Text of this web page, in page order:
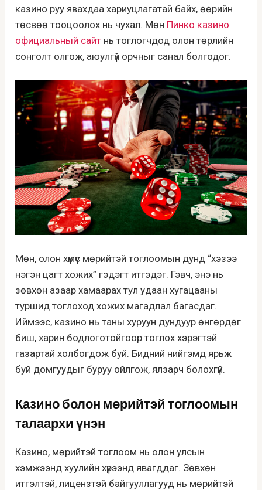
казино руу явахдаа хариуцлагатай байх, өөрийн
төсвөө тооцоолох нь чухал. Мөн Пинко казино
официальный сайт нь тоглогчдод олон төрлийн
сонголт олгож, аюулгүй орчныг санал болгодог.
Мөн, олон хүмүүс мөрийтэй тоглоомын дунд “хэзээ
нэгэн цагт хожих” гэдэгт итгэдэг. Гэвч, энэ нь
зөвхөн азаар хамаарах тул удаан хугацааны
туршид тоглоход хожих магадлал багасдаг.
Иймээс, казино нь таны хуруун дундуур өнгөрдөг
биш, харин бодлоготойгоор тоглох хэрэгтэй
газартай холбогдож буй. Бидний нийгэмд ярьж
буй домгуудыг буруу ойлгож, ялзарч болохгүй.
Казино болон мөрийтэй тоглоомын
талаархи үнэн
Казино, мөрийтэй тоглоом нь олон улсын
хэмжээнд хуулийн хүрээнд явагддаг. Зөвхөн
итгэлтэй, лицензтэй байгууллагууд нь мөрийтэй